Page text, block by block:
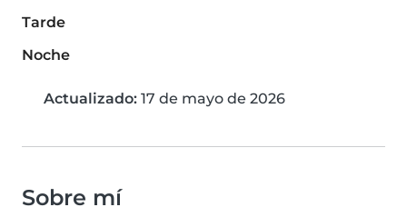
Tarde
Noche
Actualizado: 17 de mayo de 2026
Sobre mí